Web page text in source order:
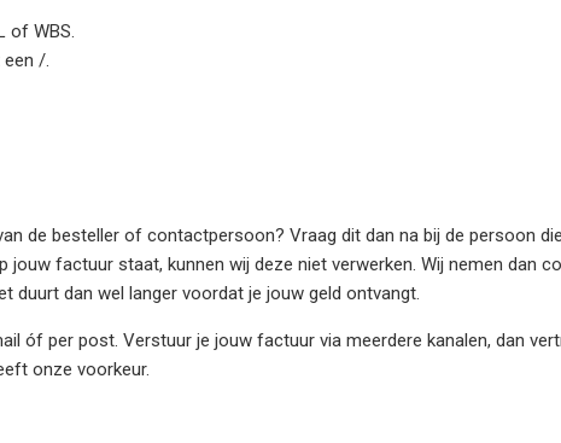
of WBS.
/.
de besteller of contactpersoon? Vraag dit dan na bij de persoon
jouw factuur staat, kunnen wij deze niet verwerken. Wij nemen dan
duurt dan wel langer voordat je jouw geld ontvangt.
óf per post. Verstuur je jouw factuur via meerdere kanalen, dan
onze voorkeur.